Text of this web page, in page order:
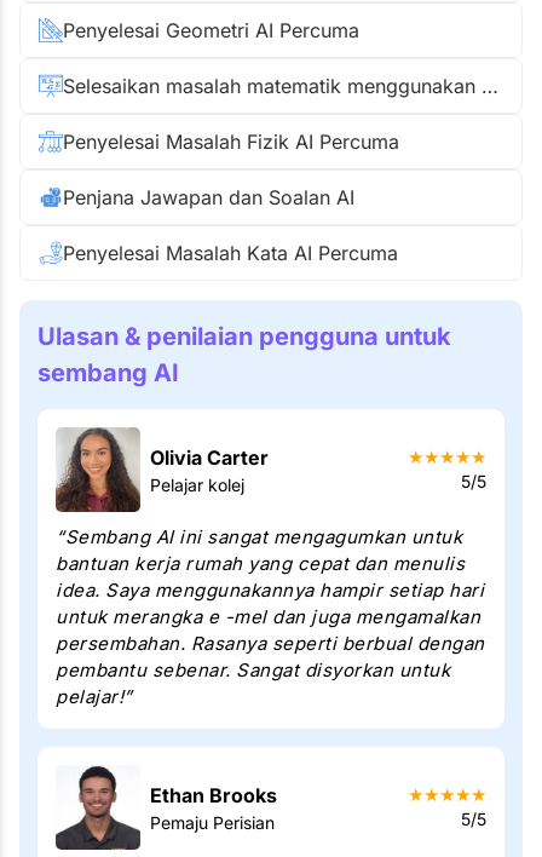
Penyelesai Geometri AI Percuma
Selesaikan masalah matematik menggunakan gambar
Penyelesai Masalah Fizik AI Percuma
Penjana Jawapan dan Soalan AI
Penyelesai Masalah Kata AI Percuma
Ulasan & penilaian pengguna untuk
sembang AI
Olivia Carter
Pelajar kolej
★★★★★
5/5
“Sembang AI ini sangat mengagumkan untuk
bantuan kerja rumah yang cepat dan menulis
idea. Saya menggunakannya hampir setiap hari
untuk merangka e -mel dan juga mengamalkan
persembahan. Rasanya seperti berbual dengan
pembantu sebenar. Sangat disyorkan untuk
pelajar!”
Ethan Brooks
Pemaju Perisian
★★★★★
5/5